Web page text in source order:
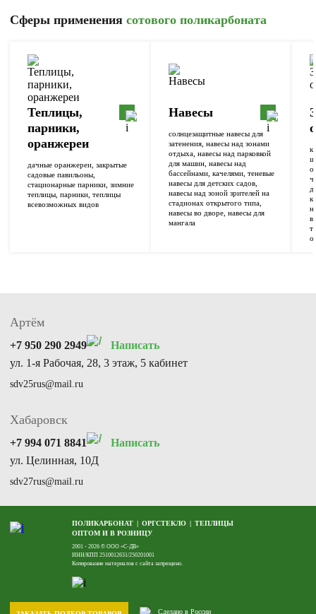
Cферы применения сотового поликарбоната
Теплицы,
парники,
оранжереи
дачные оранжереи, закрытые
садовые павильоны,
стационарные парники, зимние
теплицы, парники, теплицы
всевозможных видов
Навесы
солнцезащитные навесы для
затенения, навесы над зонами
отдыха, навесы над парковкой
для машин, навесы над
бассейнами, качелями, теневые
навесы для детских садов,
навесы над зоной зрителей на
стадионах открытого типа,
навесы во дворе, навесы для
мангала
в
Артём
+7 950 290 2949
Написать
ул. 1-я Рабочая, 28, 3 этаж, 5 кабинет
sdv25rus@mail.ru
Хабаровск
+7 994 071 8841
Написать
ул. Целинная, 10Д
sdv27rus@mail.ru
ПОЛИКАРБОНАТ ОРГСТЕКЛО
ТЕПЛИЦЫ
ОПТОМ И В РОЗНИЦУ
2001 - 2026 © ООО «С-ДВ»
ИНН/КПП 2510012631/250201001
Копирование материалов с сайта запрещено.
Сделано в России